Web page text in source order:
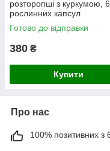
розторопші з куркумою,
рослинних капсул
Готово до відправки
380 ₴
Купити
Про нас
100% позитивних з